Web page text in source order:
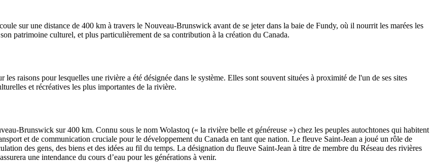
sur une distance de 400 km à travers le Nouveau-Brunswick avant de se jeter dans la baie de Fundy, où il nourrit les marées les
patrimoine culturel, et plus particulièrement de sa contribution à la création du Canada.
raisons pour lesquelles une rivière a été désignée dans le système. Elles sont souvent situées à proximité de l'un de ses sites
et récréatives les plus importantes de la rivière.
Brunswick sur 400 km. Connu sous le nom Wolastoq (« la rivière belle et généreuse ») chez les peuples autochtones qui habitent
et de communication cruciale pour le développement du Canada en tant que nation. Le fleuve Saint-Jean a joué un rôle de
des gens, des biens et des idées au fil du temps. La désignation du fleuve Saint-Jean à titre de membre du Réseau des rivières
une intendance du cours d’eau pour les générations à venir.